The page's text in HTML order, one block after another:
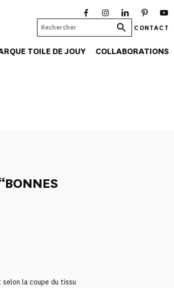
CONTACT
TOILE DE JOUY COLLABORATIONS
la coupe du tissu